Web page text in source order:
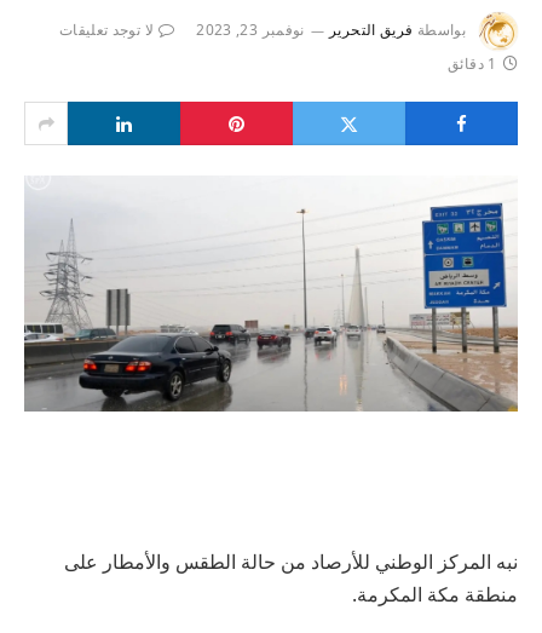
بواسطة فريق التحرير نوفمبر 23, 2023
لا توجد تعليقات
1 دقائق
نبه المركز الوطني للأرصاد من حالة الطقس والأمطار على
منطقة مكة المكرمة.